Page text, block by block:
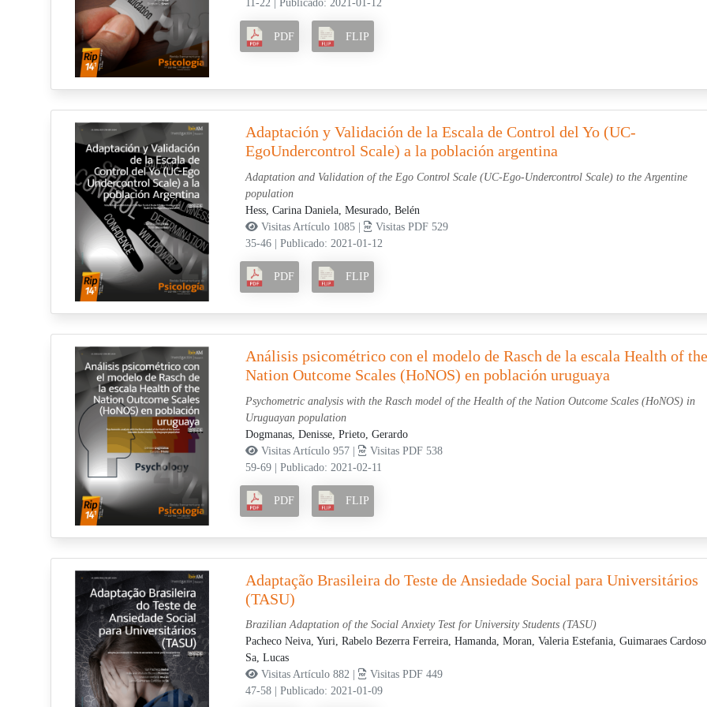
11-22
Publicado: 2021-01-12
PDF FLIP
Adaptación y Validación de la Escala de Control del Yo (UC-
EgoUndercontrol Scale) a la población argentina
Adaptation and Validation of the Ego Control Scale (UC-Ego-Undercontrol Scale) to the Argentine
population
Hess, Carina Daniela, Mesurado, Belén
Visitas Artículo 1085 |
Visitas PDF 529
35-46
Publicado: 2021-01-12
PDF FLIP
Análisis psicométrico con el modelo de Rasch de la escala Health of the
Nation Outcome Scales (HoNOS) en población uruguaya
Psychometric analysis with the Rasch model of the Health of the Nation Outcome Scales (HoNOS) in
Uruguayan population
Dogmanas, Denisse, Prieto, Gerardo
Visitas Artículo 957 |
Visitas PDF 538
59-69 | Publicado: 2021-02-11
PDF FLIP
Adaptação Brasileira do Teste de Ansiedade Social para Universitários
(TASU)
Brazilian Adaptation of the Social Anxiety Test for University Students (TASU)
Pacheco Neiva, Yuri, Rabelo Bezerra Ferreira, Hamanda, Moran, Valeria Estefania, Guimaraes
Sa, Lucas
Visitas Artículo 882 |
Visitas PDF 449
47-58
Publicado: 2021-01-09